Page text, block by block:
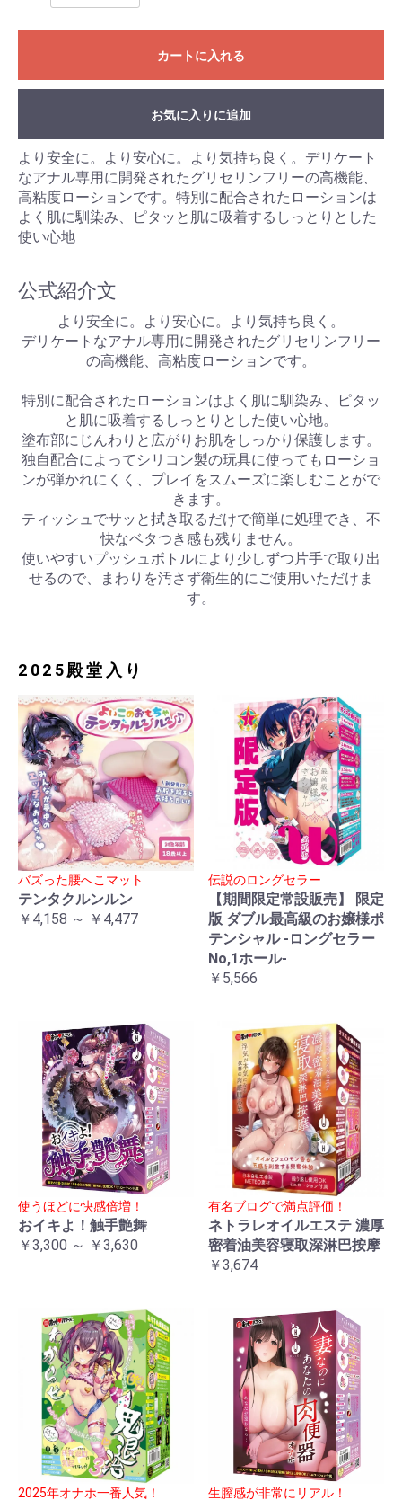
カートに入れる
お気に入りに追加
より安全に。より安心に。より気持ち良く。デリケート
なアナル専用に開発されたグリセリンフリーの高機能、
高粘度ローションです。特別に配合されたローションは
よく肌に馴染み、ピタッと肌に吸着するしっとりとした
使い心地
公式紹介文
より安全に。より安心に。より気持ち良く。
デリケートなアナル専用に開発されたグリセリンフリー
の高機能、高粘度ローションです。
特別に配合されたローションはよく肌に馴染み、ピタッ
と肌に吸着するしっとりとした使い心地。
塗布部にじんわりと広がりお肌をしっかり保護します。
独自配合によってシリコン製の玩具に使ってもローショ
ンが弾かれにくく、プレイをスムーズに楽しむことがで
きます。
ティッシュでサッと拭き取るだけで簡単に処理でき、不
快なベタつき感も残りません。
使いやすいプッシュボトルにより少しずつ片手で取り出
せるので、まわりを汚さず衛生的にご使用いただけま
す。
2025殿堂入り
バズった腰へこマット
テンタクルンルン
￥4,158 ～ ￥4,477
伝説のロングセラー
【期間限定常設販売】 限定
版 ダブル最高級のお嬢様ポ
テンシャル -ロングセラー
No,1ホール-
￥5,566
使うほどに快感倍増！
おイキよ！触手艶舞
￥3,300 ～ ￥3,630
有名ブログで満点評価！
ネトラレオイルエステ 濃厚
密着油美容寝取深淋巴按摩
￥3,674
2025年オナホ一番人気！ 生膣感が非常にリアル！